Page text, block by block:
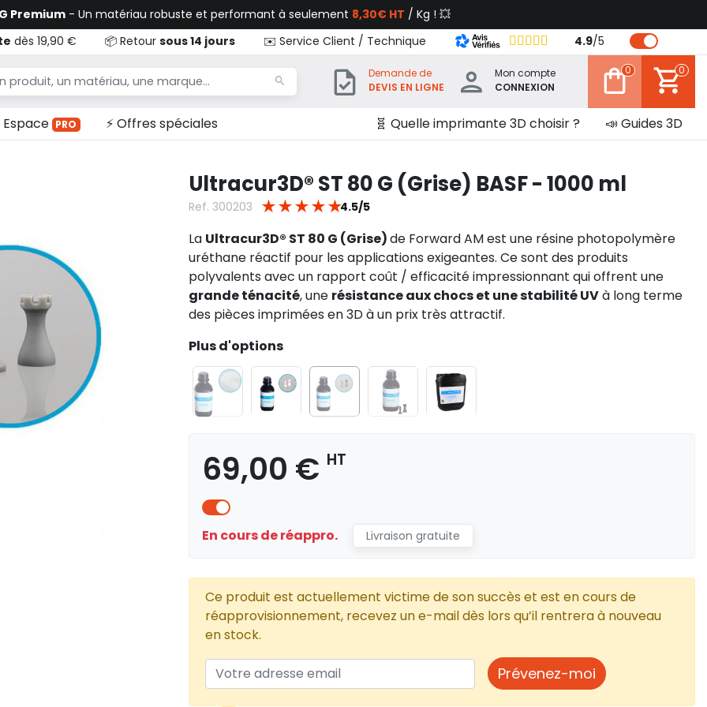
Premium - Un matériau robuste et performant à seulement 8,30€ HT / Kg ! 💥
dès 19,90 € 📦 Retour sous 14 jours ✉️ Service Client / Technique 4.9/5
Demande de
DEVIS EN LIGNE
Mon compte
CONNEXION
0 0
Espace PRO ⚡ Offres spéciales 🧬 Quelle imprimante 3D choisir ? 📣 Guides 3D
Ultracur3D® ST 80 G (Grise) BASF - 1000 ml
Ref. 300203 ★ ★ ★ ★ ★4.5/5
La Ultracur3D® ST 80 G (Grise)de Forward AM est une résine photopolymère
uréthane réactif pour les applications exigeantes. Ce sont des produits
polyvalents avec un rapport coût / efficacité impressionnant qui offrent une
grande ténacité, une résistance aux chocs et une stabilité UVà long terme
des pièces imprimées en 3D à un prix très attractif.
Plus d'options
69,00 € HT
En cours de réappro. Livraison gratuite
Ce produit est actuellement victime de son succès et est en cours de
réapprovisionnement, recevez un e-mail dès lors qu’il rentrera à nouveau
en stock.
Prévenez-moi